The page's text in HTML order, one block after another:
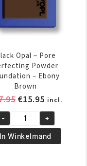
aantal
Opal – Pore
Powder
– Ebony
Brown
Oorspronkelijke
was:
€17.95.
€15.95Huidige
prijs
is:
€15.95.
incl.
Opal
- +
In Winkelmand